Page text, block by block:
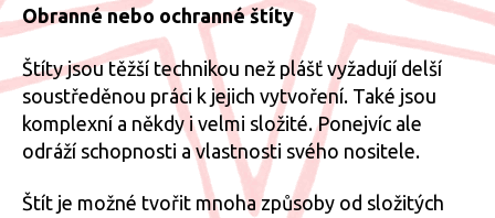
Obranné nebo ochranné štíty
Štíty jsou těžší technikou než plášť vyžadují delší
soustředěnou práci k jejich vytvoření. Také jsou
komplexní a někdy i velmi složité. Ponejvíc ale
odráží schopnosti a vlastnosti svého nositele.
Štít je možné tvořit mnoha způsoby od složitých